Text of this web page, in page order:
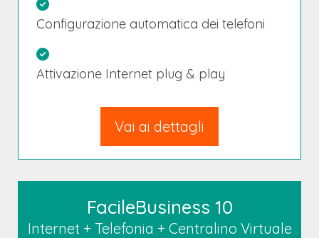
Configurazione automatica dei telefoni
Attivazione Internet plug & play
Vai ai dettagli
FacileBusiness 10
Internet + Telefonia + Centralino Virtuale